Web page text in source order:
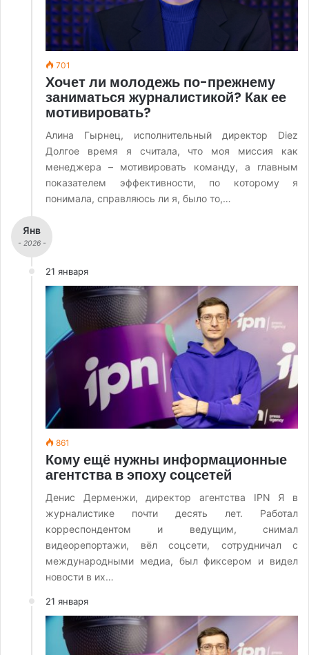
701
Хочет ли молодежь по-прежнему
заниматься журналистикой? Как ее
мотивировать?
Алина Гырнец, исполнительный директор Diez
Долгое время я считала, что моя миссия как
менеджера – мотивировать команду, а главным
показателем эффективности, по которому я
понимала, справляюсь ли я, было то,…
Янв
- 2026 -
21 января
861
Кому ещё нужны информационные
агентства в эпоху соцсетей
Денис Дерменжи, директор агентства IPN Я в
журналистике почти десять лет. Работал
корреспондентом и ведущим, снимал
видеорепортажи, вёл соцсети, сотрудничал с
международными медиа, был фиксером и видел
новости в их…
21 января